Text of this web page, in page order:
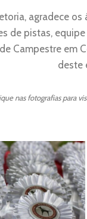
agradece
de pistas,
Campestre
deste
nas fotografias para